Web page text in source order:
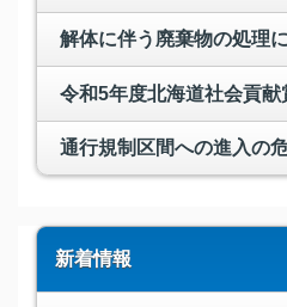
解体に伴う廃棄物の処理
令和5年度北海道社会貢献賞（森を守り
通行規制区間への進入の
新着情報